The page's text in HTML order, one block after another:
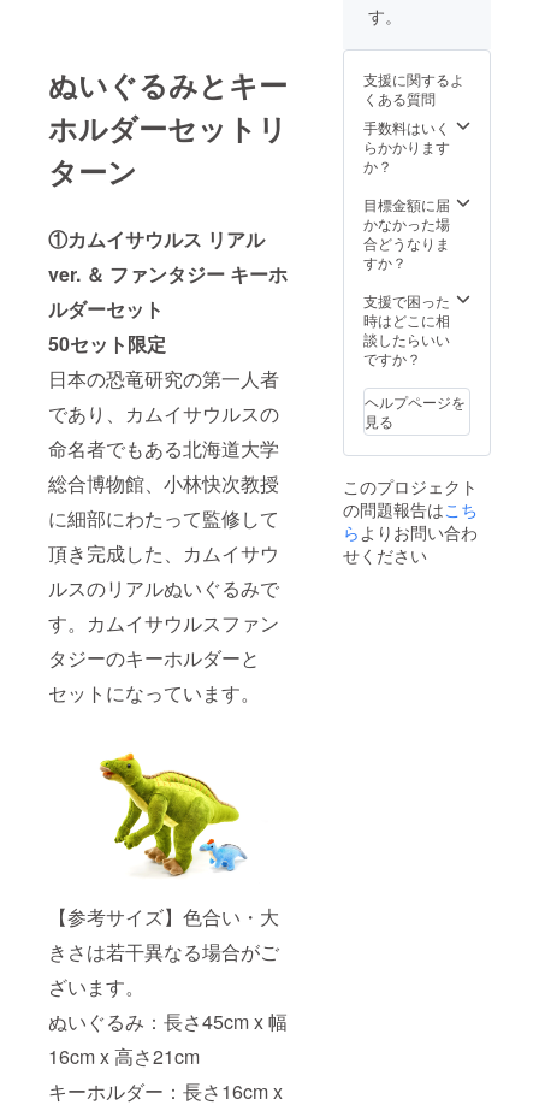
ぬいぐるみとキー
ホルダーセットリ
ターン
①カムイサウルス リアル
ver. ＆ ファンタジー キーホ
ルダーセット
50セット限定
日本の恐竜研究の第一人者
であり、カムイサウルスの
命名者でもある北海道大学
総合博物館、小林快次教授
に細部にわたって監修して
頂き完成した、カムイサウ
ルスのリアルぬいぐるみで
す。カムイサウルスファン
タジーのキーホルダーと
セットになっています。
【参考サイズ】色合い・大
きさは若干異なる場合がご
ざいます。
ぬいぐるみ：長さ45cm x 幅
16cm x 高さ21cm
キーホルダー：長さ16cm x
す。
支援に関するよ
くある質問
手数料はいく
らかかります
か？
目標金額に届
かなかった場
合どうなりま
すか？
支援で困った
時はどこに相
談したらいい
ですか？
ヘルプページを
見る
このプロジェクト
の問題報告はこち
ら よりお問い合わ
せください